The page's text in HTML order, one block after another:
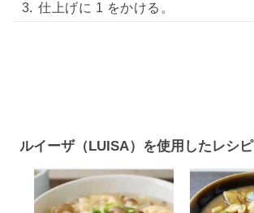
仕上げに 1 をかける。
ルイーザ（LUISA）を使用したレシピ